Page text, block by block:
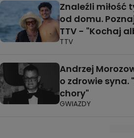
Znaleźli miłość
od domu.
TTV - "Kochaj
TTV
Andrzej
o zdrowie syna.
chory"
GWIAZDY